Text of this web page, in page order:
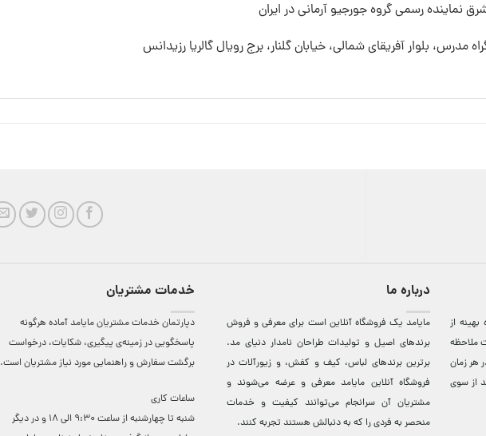
نماینده رسمی گروه جورجیو آرمانی در ایران
مدرس، بلوار آفریقای شمالی، خیابان گلنار، برج رویال گالریا رزیدانس
از
ملاحظه
هر زمان
از سوی
درباره ما
مایامد يک فروشگاه آنلاين است برای معرفی و فروش
برندهای اصيل و توليدات طراحان نامدار دنيای مد.
برترين‌ برندهای لباس، کيف و کفش، و زيورآلات در
فروشگاه آنلاين مایامد معرفی و عرضه می‌شوند و
مشتريان آن سرانجام می‌توانند کيفيت و خدمات
منحصر به فردی را که به دنبالش هستند تجربه کنند.
خدمات مشتریان
دپارتمان خدمات مشتریان مایامد آماده هرگونه
پاسخگویی در زمینه‌ی پیگیری، شکایات، درخواست
برگشت سفارش و راهنمایی مورد نیاز مشتریان است.
ساعات کاری
شنبه تا چهارشنبه از ساعت 9:30 الی 18 و در دیگر